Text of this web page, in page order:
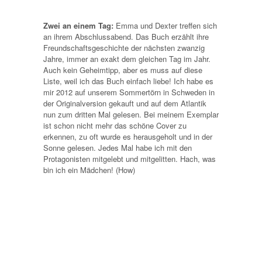
Zwei an einem Tag: Emma und Dexter treffen sich
an ihrem Abschlussabend. Das Buch erzählt ihre
Freundschaftsgeschichte der nächsten zwanzig
Jahre, immer an exakt dem gleichen Tag im Jahr.
Auch kein Geheimtipp, aber es muss auf diese
Liste, weil ich das Buch einfach liebe! Ich habe es
mir 2012 auf unserem Sommertörn in Schweden in
der Originalversion gekauft und auf dem Atlantik
nun zum dritten Mal gelesen. Bei meinem Exemplar
ist schon nicht mehr das schöne Cover zu
erkennen, zu oft wurde es herausgeholt und in der
Sonne gelesen. Jedes Mal habe ich mit den
Protagonisten mitgelebt und mitgelitten. Hach, was
bin ich ein Mädchen! (How)